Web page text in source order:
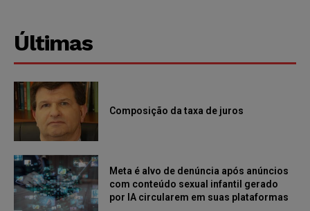
Últimas
Composição da taxa de juros
Meta é alvo de denúncia após anúncios
com conteúdo sexual infantil gerado
por IA circularem em suas plataformas